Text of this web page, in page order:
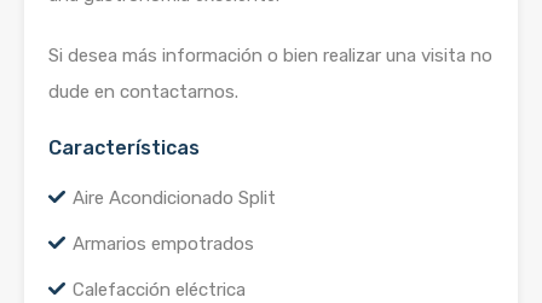
Si desea más información o bien realizar una visita no
dude en contactarnos.
Características
Aire Acondicionado Split
Armarios empotrados
Calefacción eléctrica